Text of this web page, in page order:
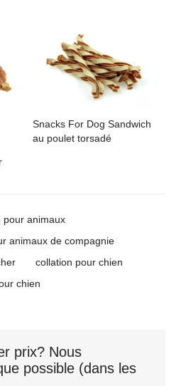
Snacks For Dog Sandwich
au poulet torsadé
pour animaux
animaux de compagnie
collation pour chien
chien
prix? Nous
possible (dans les